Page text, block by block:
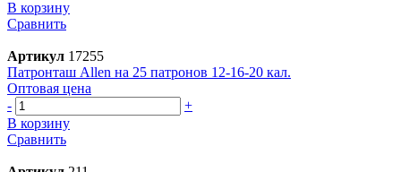
В корзину
Сравнить
Артикул 17255
Патронташ Allen на 25 патронов 12-16-20 кал.
Оптовая цена
-
+
В корзину
Сравнить